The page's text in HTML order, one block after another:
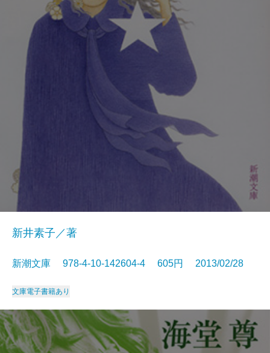
新井素子／著
新潮文庫 978-4-10-142604-4 605円 2013/02/28
文庫電子書籍あり